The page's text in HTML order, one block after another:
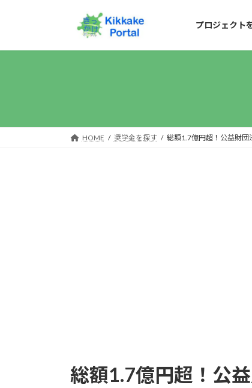
キ
に
プロジェクト
HOME 奨学金を探す 総額1.7億円超！公益財団
総額1.7億円超！公